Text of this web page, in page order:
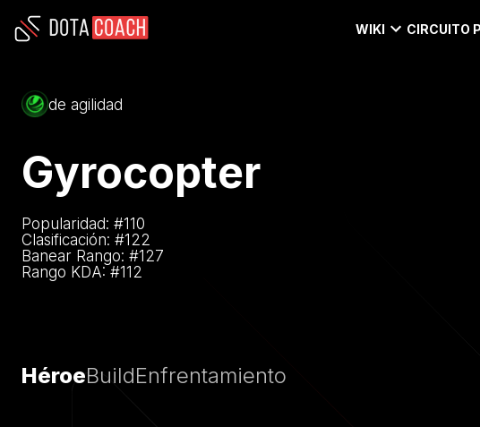
WIKI CIRCUITO
de agilidad
Gyrocopter
Popularidad: #110
Clasificación: #122
Banear Rango: #127
Rango KDA: #112
HéroeBuildEnfrentamiento